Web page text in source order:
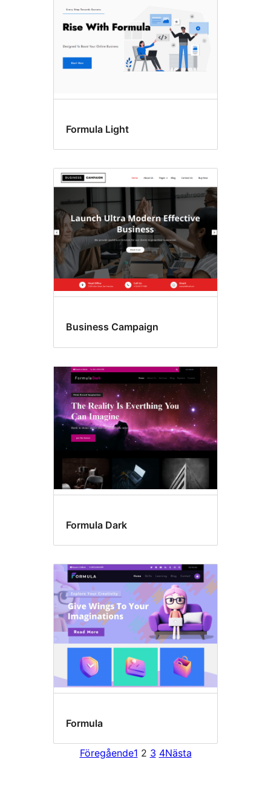
Formula Light
Business Campaign
Formula Dark
Formula
Föregående1 2 3 4Nästa